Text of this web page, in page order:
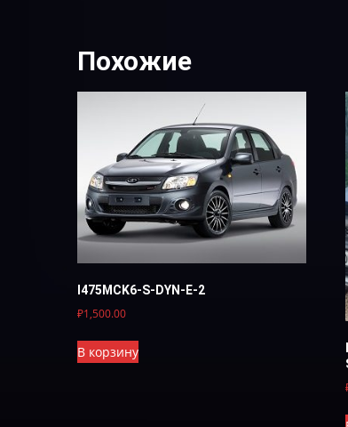
Похожие
I475MCK6-S-DYN-E-2
₽1,500.00
В корзину